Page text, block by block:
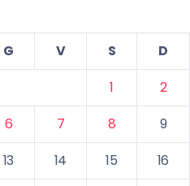
G V S
D
1
2
6 7 8
9
13 14 15
16